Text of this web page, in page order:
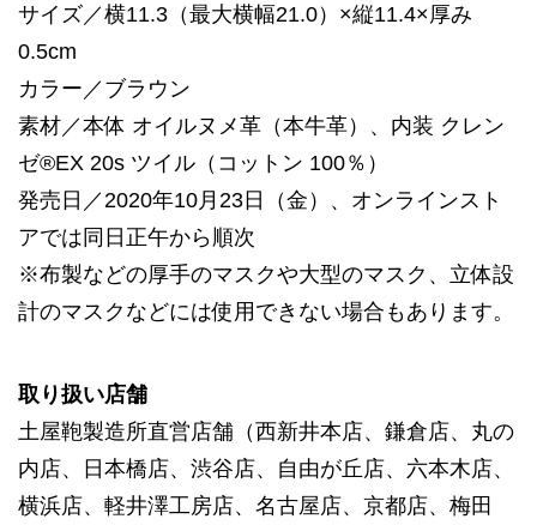
サイズ／横11.3（最大横幅21.0）×縦11.4×厚み
0.5cm
カラー／ブラウン
素材／本体 オイルヌメ革（本牛革）、内装 クレン
ゼ®EX 20s ツイル（コットン 100％）
発売日／2020年10月23日（金）、オンラインスト
アでは同日正午から順次
※布製などの厚手のマスクや大型のマスク、立体設
計のマスクなどには使用できない場合もあります。
取り扱い店舗
土屋鞄製造所直営店舗（西新井本店、鎌倉店、丸の
内店、日本橋店、渋谷店、自由が丘店、六本木店、
横浜店、軽井澤工房店、名古屋店、京都店、梅田